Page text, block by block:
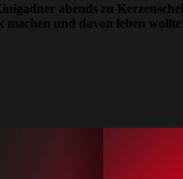
abends zu
machen und davon leben